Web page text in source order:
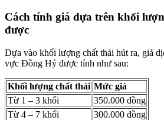
Cách tính giá dựa trên khối
được
Dựa vào khối lượng chất thải hút ra, giá
vực Đồng Hỷ được tính như sau:
Khối lượng chất thải Mức giá
Từ 1 – 3 khối
350.000 đồng
Từ 4 – 7 khối
300.000 đồng